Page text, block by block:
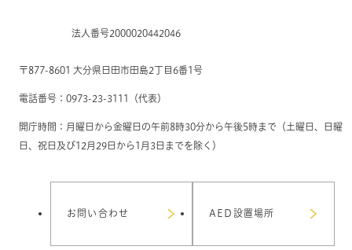
法人番号2000020442046
〒877-8601 大分県日田市田島2丁目6番1号
電話番号：0973-23-3111（代表）
開庁時間：月曜日から金曜日の午前8時30分から午後5時まで（土曜日、日曜
日、祝日及び12月29日から1月3日までを除く）
お問い合わせ AED設置場所